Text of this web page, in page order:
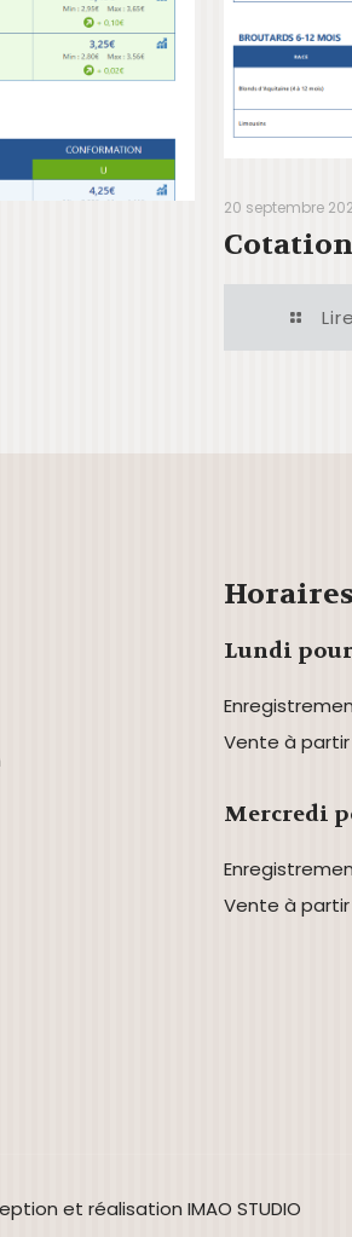
20 septembre
Horaires
Lundi
Vente à partir
Mercredi
Vente à partir
et réalisation IMAO STUDIO